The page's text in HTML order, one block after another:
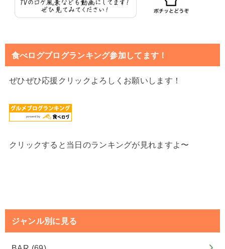
食べログブログランキング参加してます！
ぜひぜひ応援クリックよろしくお願いします！
クリックすると当日のランキングが見れますよ〜
ジャンル別に見る